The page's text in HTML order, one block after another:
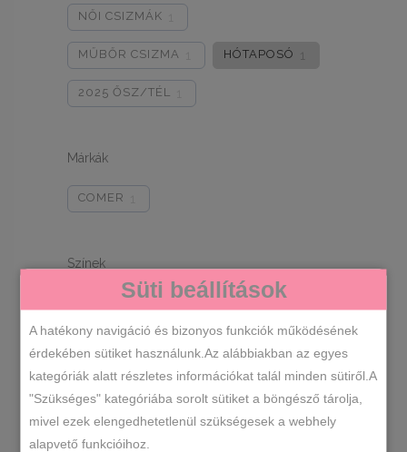
NŐI CSIZMÁK
MŰBŐR CSIZMA HÓTAPOSÓ 1
2025 ŐSZ/TÉL
Márkák
COMER
Színek
Cipőméretek
38
Süti beállítások
A hatékony navigáció és bizonyos funkciók működésének
érdekében sütiket használunk.Az alábbiakban az egyes
kategóriák alatt részletes információkat talál minden sütiről.A
"Szükséges" kategóriába sorolt sütiket a böngésző tárolja,
mivel ezek elengedhetetlenül szükségesek a webhely
alapvető funkcióihoz.